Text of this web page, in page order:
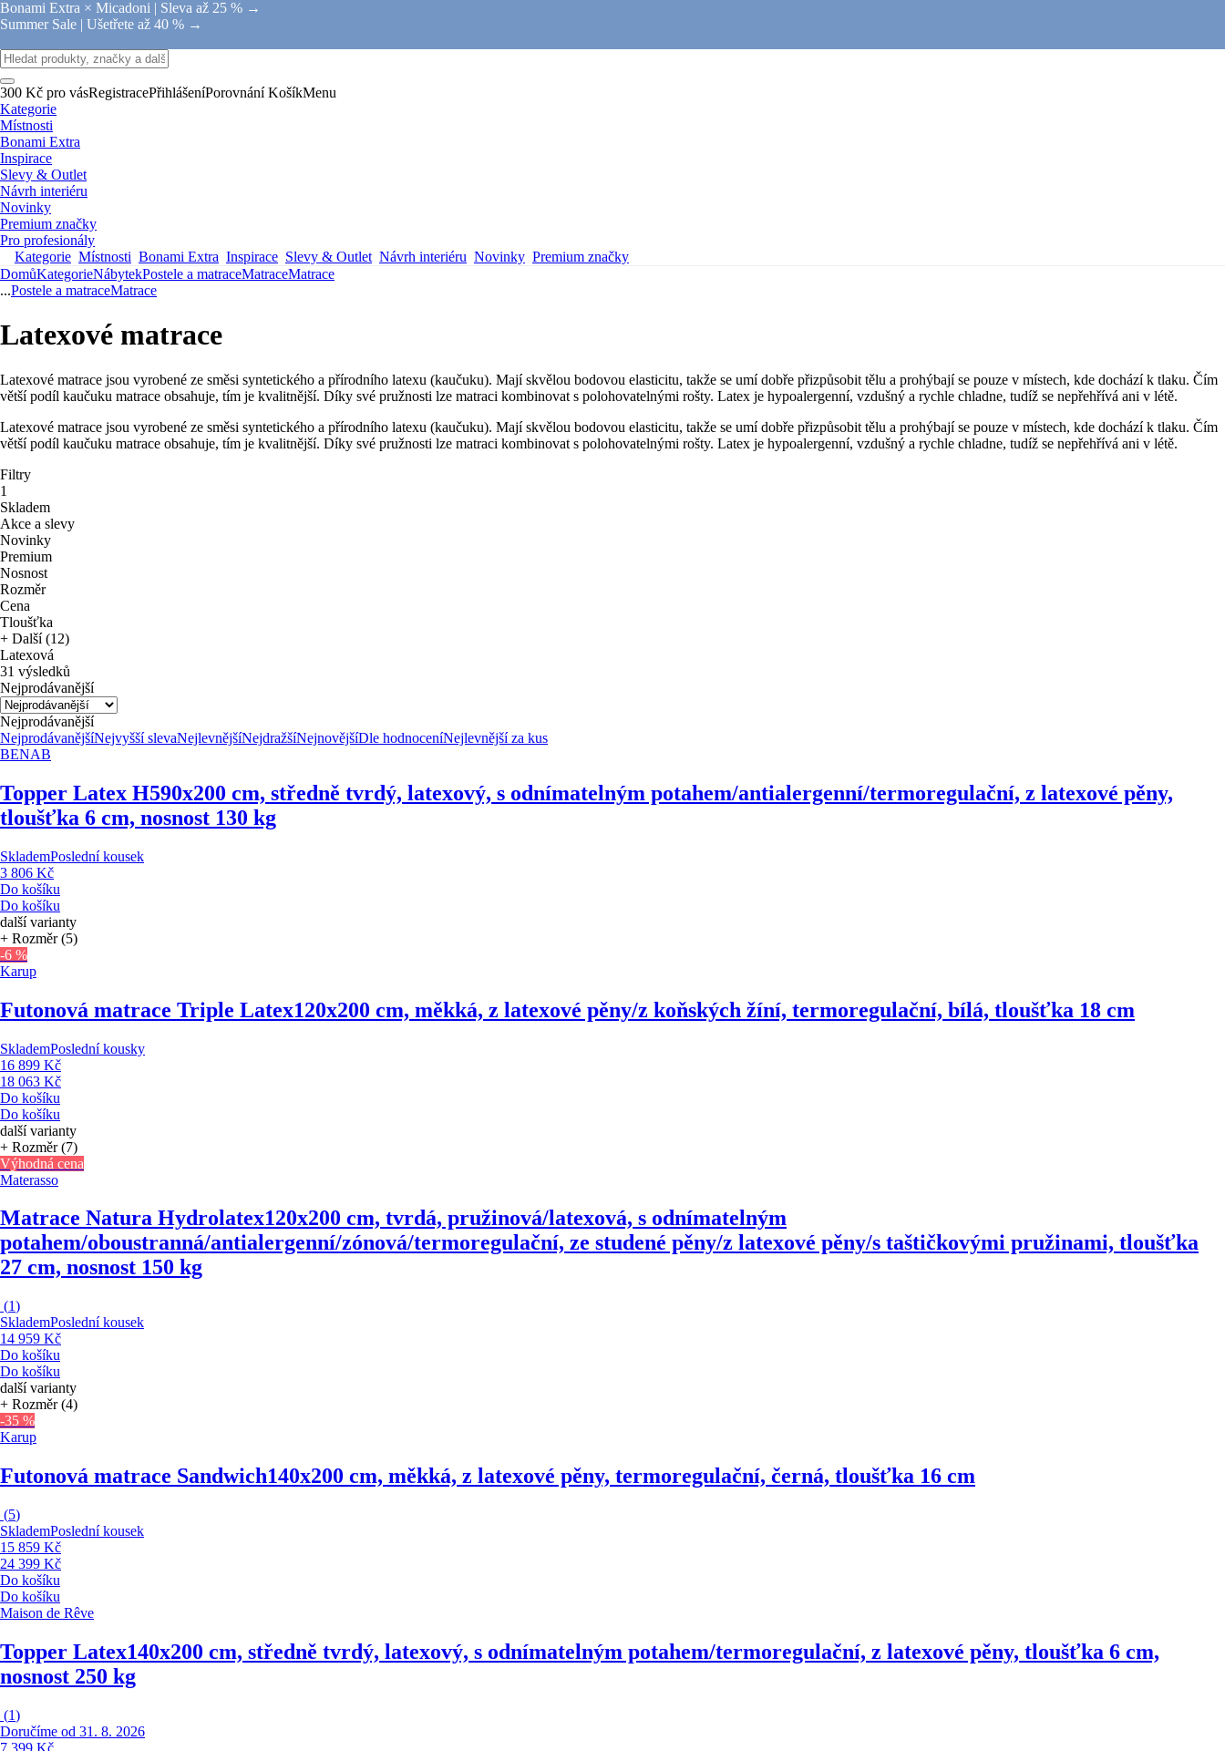
Bonami Extra × Micadoni | Sleva až 25 % →
Summer Sale | Ušetřete až 40 % →
300 Kč pro vásRegistracePřihlášeníPorovnání KošíkMenu
Kategorie
Místnosti
Bonami Extra
Inspirace
Slevy & Outlet
Návrh interiéru
Novinky
Premium značky
Pro profesionály
Kategorie Místnosti Bonami Extra Inspirace Slevy & Outlet Návrh interiéru Novinky Premium značky
DomůKategorieNábytekPostele a matraceMatraceMatrace
...Postele a matraceMatrace
Latexové matrace
Latexové matrace jsou vyrobené ze směsi syntetického a přírodního latexu (kaučuku). Mají skvělou bodovou elasticitu, takže se umí dobře přizpůsobit tělu a prohýbají se pouze v místech, kde dochází k tlaku. Čím
větší podíl kaučuku matrace obsahuje, tím je kvalitnější. Díky své pružnosti lze matraci kombinovat s polohovatelnými rošty. Latex je hypoalergenní, vzdušný a rychle chladne, tudíž se nepřehřívá ani v létě.
Latexové matrace jsou vyrobené ze směsi syntetického a přírodního latexu (kaučuku). Mají skvělou bodovou elasticitu, takže se umí dobře přizpůsobit tělu a prohýbají se pouze v místech, kde dochází k tlaku. Čím
větší podíl kaučuku matrace obsahuje, tím je kvalitnější. Díky své pružnosti lze matraci kombinovat s polohovatelnými rošty. Latex je hypoalergenní, vzdušný a rychle chladne, tudíž se nepřehřívá ani v létě.
Filtry
1
Skladem
Akce a slevy
Novinky
Premium
Nosnost
Rozměr
Cena
Tloušťka
+ Další (12)
Latexová
31 výsledků
Nejprodávanější
Nejprodávanější
NejprodávanějšíNejvyšší slevaNejlevnějšíNejdražšíNejnovějšíDle hodnoceníNejlevnější za kus
BENAB
Topper Latex H590x200 cm, středně tvrdý, latexový, s odnímatelným potahem/antialergenní/termoregulační, z latexové pěny,
tloušťka 6 cm, nosnost 130 kg
SklademPoslední kousek
3 806 Kč
Do košíku
Do košíku
další varianty
+ Rozměr (5)
-6 %
Karup
Futonová matrace Triple Latex120x200 cm, měkká, z latexové pěny/z koňských žíní, termoregulační, bílá, tloušťka 18 cm
SklademPoslední kousky
16 899 Kč
18 063 Kč
Do košíku
Do košíku
další varianty
+ Rozměr (7)
Výhodná cena
Materasso
Matrace Natura Hydrolatex120x200 cm, tvrdá, pružinová/latexová, s odnímatelným
potahem/oboustranná/antialergenní/zónová/termoregulační, ze studené pěny/z latexové pěny/s taštičkovými pružinami, tloušťka
27 cm, nosnost 150 kg
(1)
SklademPoslední kousek
14 959 Kč
Do košíku
Do košíku
další varianty
+ Rozměr (4)
-35 %
Karup
Futonová matrace Sandwich140x200 cm, měkká, z latexové pěny, termoregulační, černá, tloušťka 16 cm
(5)
SklademPoslední kousek
15 859 Kč
24 399 Kč
Do košíku
Do košíku
Maison de Rêve
Topper Latex140x200 cm, středně tvrdý, latexový, s odnímatelným potahem/termoregulační, z latexové pěny, tloušťka 6 cm,
nosnost 250 kg
(1)
Doručíme od 31. 8. 2026
7 399 Kč